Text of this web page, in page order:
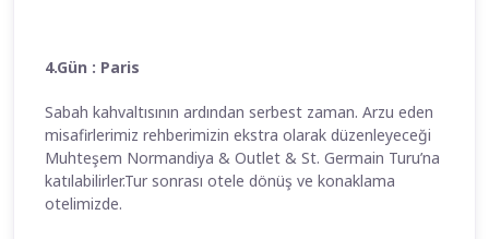
4.Gün : Paris
Sabah kahvaltısının ardından serbest zaman. Arzu eden
misafirlerimiz rehberimizin ekstra olarak düzenleyeceği
Muhteşem Normandiya & Outlet & St. Germain Turu’na
katılabilirler.Tur sonrası otele dönüş ve konaklama
otelimizde.